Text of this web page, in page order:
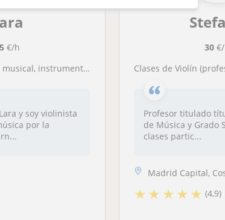
€/h
instrumento, composición
y soy violinista
por la
30
Clases de Violín (profesor con
Profesor titulado
de Música y Grado
clases partic...
Madrid Capital, Coslada, Leganés,
★★ ★★★ (4,9)